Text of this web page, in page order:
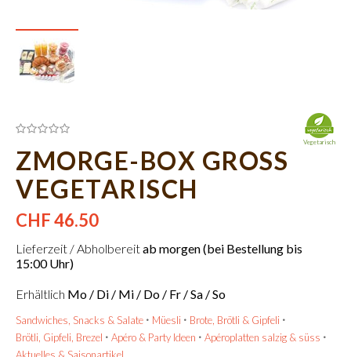
ZMORGE-BOX GROSS
VEGETARISCH
CHF 46.50
Vegetarisch
Lieferzeit / Abholbereitab morgen (bei Bestellung bis
15:00 Uhr)
Erhältlich Mo / Di / Mi / Do / Fr / Sa / So
Sandwiches, Snacks & Salate Müesli
Brote, Brötli & Gipfeli
Brötli, Gipfeli, Brezel
Apéro & Party Ideen
Apéroplatten salzig & süss